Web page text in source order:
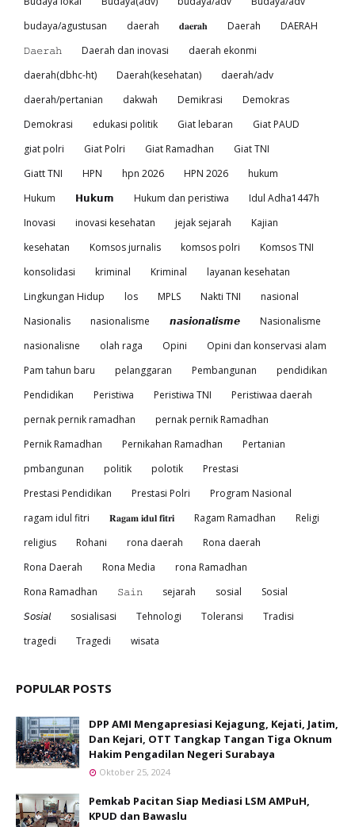
budaya/agustusan
daerah 𝐝𝐚𝐞𝐫𝐚𝐡 Daerah
DAERAH
𝙳𝚊𝚎𝚛𝚊𝚑
Daerah dan inovasi
daerah ekonmi
daerah(dbhc-ht)
Daerah(kesehatan)
daerah/adv
daerah/pertanian
dakwah Demikrasi
Demokras
Demokrasi
edukasi politik Giat lebaran
Giat PAUD
giat polri
Giat Polri Giat Ramadhan
Giat TNI
Giatt TNI
HPN hpn 2026 HPN 2026
hukum
Hukum
𝗛𝘂𝗸𝘂𝗺 Hukum dan peristiwa
Idul Adha1447h
Inovasi
inovasi kesehatan jejak sejarah
Kajian
kesehatan
Komsos jurnalis komsos polri
Komsos TNI
konsolidasi
kriminal Kriminal
layanan kesehatan
Lingkungan Hidup
los MPLS Nakti TNI
nasional
Nasionalis
nasionalisme 𝙣𝙖𝙨𝙞𝙤𝙣𝙖𝙡𝙞𝙨𝙢𝙚
Nasionalisme
nasionalisne
olah raga Opini
Opini dan konservasi alam
Pam tahun baru
pelanggaran Pembangunan
pendidikan
Pendidikan
Peristiwa Peristiwa TNI
Peristiwaa daerah
pernak pernik ramadhan
pernak pernik Ramadhan
Pernik Ramadhan
Pernikahan Ramadhan
Pertanian
pmbangunan
politik polotik
Prestasi
Prestasi Pendidikan
Prestasi Polri
Program Nasional
ragam idul fitri
𝐑𝐚𝐠𝐚𝐦 𝐢𝐝𝐮𝐥 𝐟𝐢𝐭𝐫𝐢 Ragam Ramadhan
Religi
religius
Rohani rona daerah
Rona daerah
Rona Daerah
Rona Media
rona Ramadhan
Rona Ramadhan
𝚂𝚊𝚒𝚗 sejarah sosial
Sosial
𝘚𝘰𝘴𝘪𝘢𝘭
sosialisasi Tehnologi Toleransi
Tradisi
tragedi
Tragedi wisata
POPULAR POSTS
DPP AMI Mengapresiasi Kejagung, Kejati, Jatim,
Dan Kejari, OTT Tangkap Tangan Tiga Oknum
Hakim Pengadilan Negeri Surabaya
Oktober 25, 2024
Pemkab Pacitan Siap Mediasi LSM AMPuH,
KPUD dan Bawaslu